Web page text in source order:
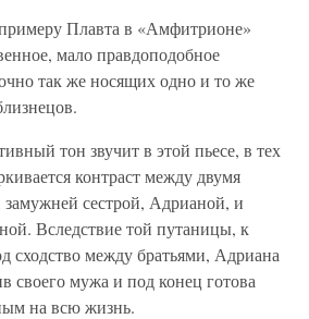
Плавта в «Амфитрионе»
мало правдоподобное
так же носящих одно и то же
тон звучит в этой пьесе, в тех
контраст между двумя
сестрой, Адрианой, и
Вследствие той путаницы, к
сходство между братьями, Адриана
своего мужа и под конец готова
на всю жизнь.